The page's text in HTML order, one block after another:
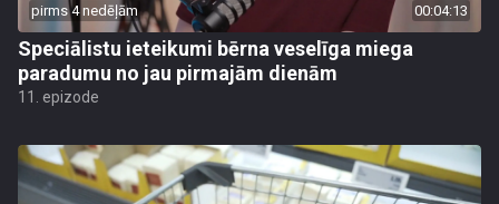
pirms 4 nedēļām 00:04:13
Speciālistu ieteikumi bērna veselīga miega
paradumu no jau pirmajām dienām
11. epizode